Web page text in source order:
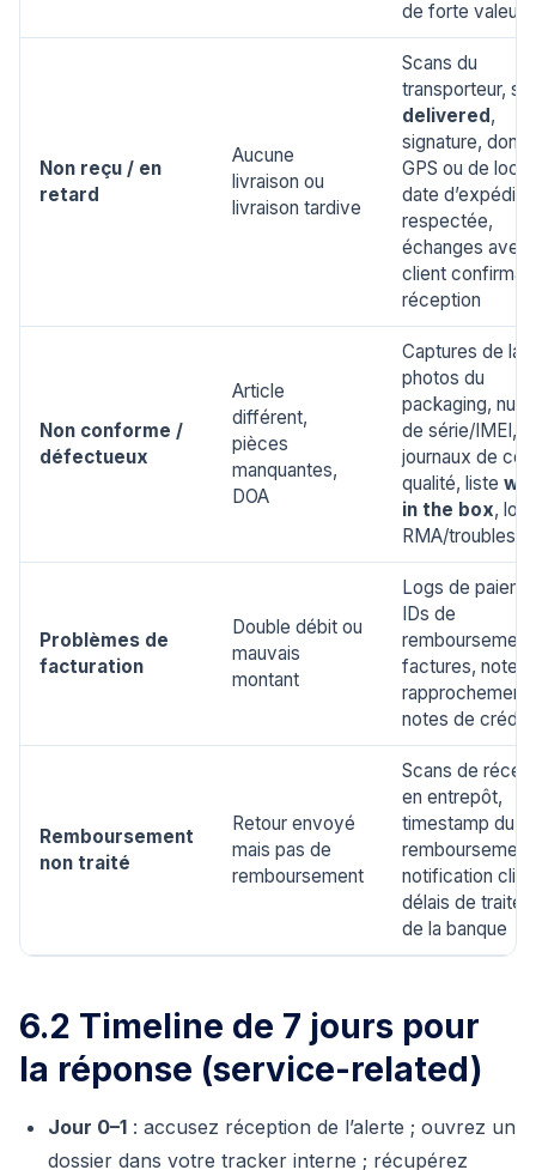
de forte valeur
Non reçu / en
retard
Aucune
livraison ou
livraison tardive
Scans du
transporteur,
delivered,
signature,
GPS ou de
date
respectée,
échanges avec
client
réception
Non conforme /
défectueux
Article
différent,
pièces
manquantes,
DOA
Captures de la
photos du
packaging,
de série/IMEI,
journaux de
qualité, liste
in the box,
RMA/
Problèmes de
facturation
Double débit ou
mauvais
montant
Logs de
IDs de
factures, notes
rapprochement,
notes de crédit
Remboursement
non traité
Retour envoyé
mais pas de
remboursement
Scans de
en entrepôt,
timestamp du
notification
délais de
de la banque
6.2 Timeline de 7 jours pour
la réponse (service-related)
Jour 0–1 : accusez réception de l’alerte ; ouvrez un
dossier dans votre tracker interne ; récupérez